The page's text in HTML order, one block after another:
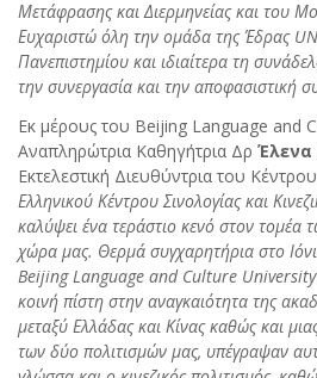
Μετάφρασης και Διερμηνείας και του
Ευχαριστώ όλη την ομάδα της Έδρας
Πανεπιστημίου και ιδιαίτερα τη
την συνεργασία και την αποφασιστική
Εκ μέρους του Beijing Language and
Αναπληρώτρια Καθηγήτρια Δρ Έλενα
Εκτελεστική Διευθύντρια του
Ελληνικού Κέντρου Σινολογίας και
καλύψει ένα τεράστιο κενό στον τομέα
χώρα μας. Θερμά συγχαρητήρια στο
Beijing Language and Culture
κοινή πίστη στην αναγκαιότητα της
μεταξύ Ελλάδας και Κίνας καθώς και
των δύο πολιτισμών μας, υπέγραψαν